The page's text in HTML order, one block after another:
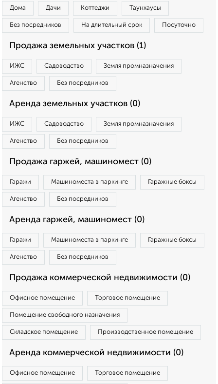
Дома Дачи Коттеджи Таунхаусы
Без посредников На длительный срок Посуточно
Продажа земельных участков (1)
ИЖС Садоводство Земля промназначения
Агенство Без посредников
Аренда земельных участков (0)
ИЖС Садоводство Земля промназначения
Агенство Без посредников
Продажа гаржей, машиномест (0)
Гаражи Машиноместа в паркинге Гаражные боксы
Агенство Без посредников
Аренда гаржей, машиномест (0)
Гаражи Машиноместа в паркинге Гаражные боксы
Агенство Без посредников
Продажа коммерческой недвижимости (0)
Офисное помещение Торговое помещение
Помещение свободного назначения
Складское помещение Производственное помещение
Аренда коммерческой недвижимости (0)
Офисное помещение Торговое помещение